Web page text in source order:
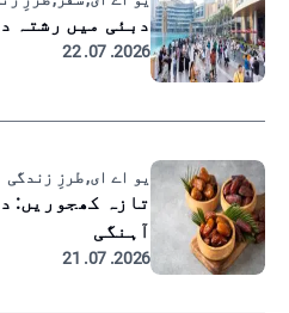
دبئی میں رشتہ
2026. 07. 22
یو اے ای, طرزِ زندگی
تازہ کھجوریں:
آہنگی
2026. 07. 21